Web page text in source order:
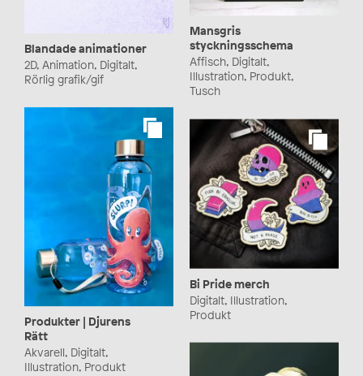
Mansgris
styckningsschema
Affisch, Digitalt,
Illustration, Produkt,
Tusch
Blandade animationer
2D, Animation, Digitalt,
Rörlig grafik/gif
Produkter | Djurens
Rätt
Akvarell, Digitalt,
Illustration, Produkt
Bi Pride merch
Digitalt, Illustration,
Produkt